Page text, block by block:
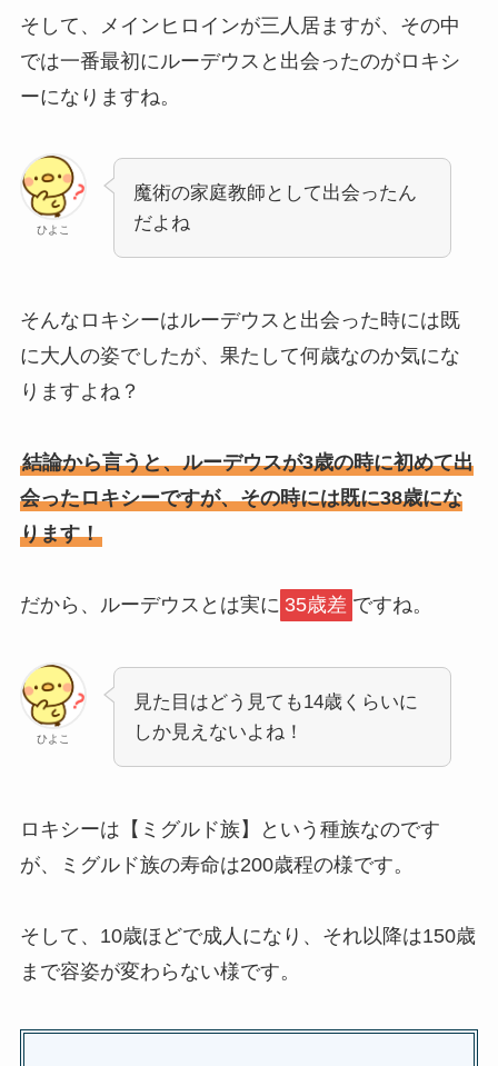
そして、メインヒロインが三人居ますが、その中
では一番最初にルーデウスと出会ったのがロキシ
ーになりますね。
ひよこ
魔術の家庭教師として出会ったん
だよね
そんなロキシーはルーデウスと出会った時には既
に大人の姿でしたが、果たして何歳なのか気にな
りますよね？
結論から言うと、ルーデウスが3歳の時に初めて出
会ったロキシーですが、その時には既に38歳にな
ります！
だから、 ルーデウスとは実に 35歳差 ですね。
ひよこ
見た目はどう見ても14歳くらいに
しか見えないよね！
ロキシーは【ミグルド族】という種族なのです
が、ミグルド族の寿命は200歳程の様です。
そして、10歳ほどで成人になり、それ以降は150歳
まで容姿が変わらない様です。